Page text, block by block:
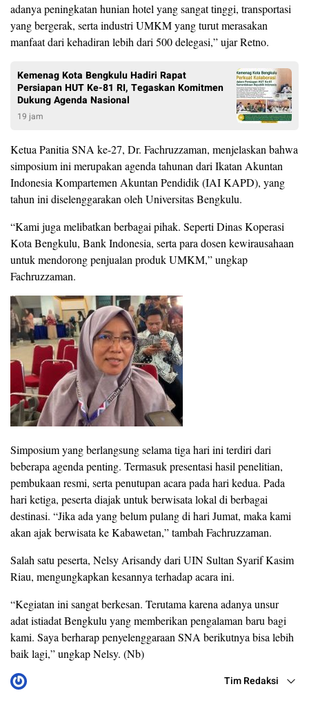
adanya peningkatan hunian hotel yang sangat tinggi, transportasi
yang bergerak, serta industri UMKM yang turut merasakan
manfaat dari kehadiran lebih dari 500 delegasi,” ujar Retno.
Kemenag Kota Bengkulu Hadiri Rapat
Persiapan HUT Ke-81 RI, Tegaskan Komitmen
Dukung Agenda Nasional
19 jam
Ketua Panitia SNA ke-27, Dr. Fachruzzaman, menjelaskan bahwa
simposium ini merupakan agenda tahunan dari Ikatan Akuntan
Indonesia Kompartemen Akuntan Pendidik (IAI KAPD), yang
tahun ini diselenggarakan oleh Universitas Bengkulu.
“Kami juga melibatkan berbagai pihak. Seperti Dinas Koperasi
Kota Bengkulu, Bank Indonesia, serta para dosen kewirausahaan
untuk mendorong penjualan produk UMKM,” ungkap
Fachruzzaman.
Simposium yang berlangsung selama tiga hari ini terdiri dari
beberapa agenda penting. Termasuk presentasi hasil penelitian,
pembukaan resmi, serta penutupan acara pada hari kedua. Pada
hari ketiga, peserta diajak untuk berwisata lokal di berbagai
destinasi. “Jika ada yang belum pulang di hari Jumat, maka kami
akan ajak berwisata ke Kabawetan,” tambah Fachruzzaman.
Salah satu peserta, Nelsy Arisandy dari UIN Sultan Syarif Kasim
Riau, mengungkapkan kesannya terhadap acara ini.
“Kegiatan ini sangat berkesan. Terutama karena adanya unsur
adat istiadat Bengkulu yang memberikan pengalaman baru bagi
kami. Saya berharap penyelenggaraan SNA berikutnya bisa lebih
baik lagi,” ungkap Nelsy. (Nb)
Tim Redaksi